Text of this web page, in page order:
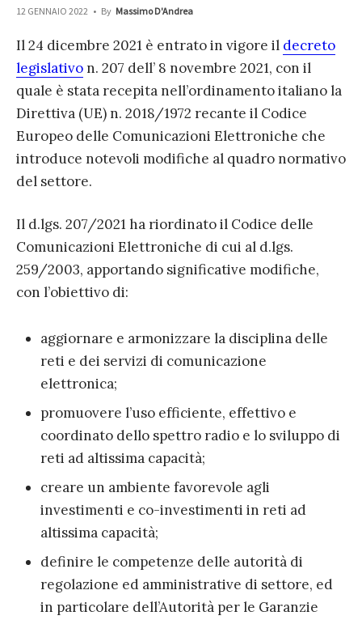
12 GENNAIO 2022 • By Massimo D'Andrea
Il 24 dicembre 2021 è entrato in vigore il decreto
legislativo n. 207 dell’ 8 novembre 2021, con il
quale è stata recepita nell’ordinamento italiano la
Direttiva (UE) n. 2018/1972 recante il Codice
Europeo delle Comunicazioni Elettroniche che
introduce notevoli modifiche al quadro normativo
del settore.
Il d.lgs. 207/2021 ha riordinato il Codice delle
Comunicazioni Elettroniche di cui al d.lgs.
259/2003, apportando significative modifiche,
con l’obiettivo di:
aggiornare e armonizzare la disciplina delle
reti e dei servizi di comunicazione
elettronica;
promuovere l’uso efficiente, effettivo e
coordinato dello spettro radio e lo sviluppo di
reti ad altissima capacità;
creare un ambiente favorevole agli
investimenti e co-investimenti in reti ad
altissima capacità;
definire le competenze delle autorità di
regolazione ed amministrative di settore, ed
in particolare dell’Autorità per le Garanzie